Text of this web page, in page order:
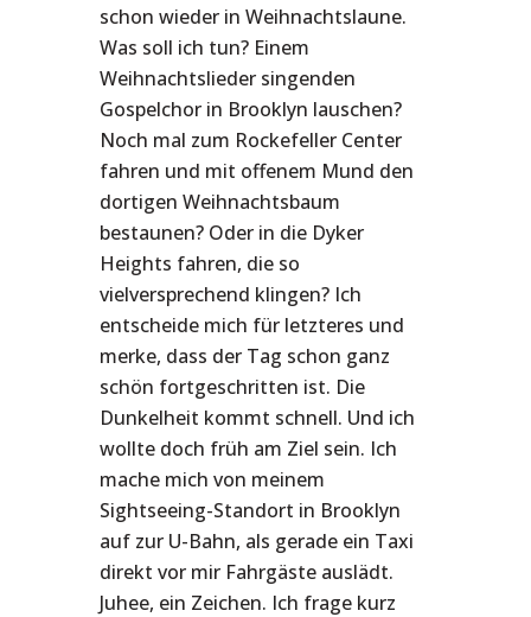
schon wieder in Weihnachtslaune.
Was soll ich tun? Einem
Weihnachtslieder singenden
Gospelchor in Brooklyn lauschen?
Noch mal zum Rockefeller Center
fahren und mit offenem Mund den
dortigen Weihnachtsbaum
bestaunen? Oder in die Dyker
Heights fahren, die so
vielversprechend klingen? Ich
entscheide mich für letzteres und
merke, dass der Tag schon ganz
schön fortgeschritten ist. Die
Dunkelheit kommt schnell. Und ich
wollte doch früh am Ziel sein. Ich
mache mich von meinem
Sightseeing-Standort in Brooklyn
auf zur U-Bahn, als gerade ein Taxi
direkt vor mir Fahrgäste auslädt.
Juhee, ein Zeichen. Ich frage kurz